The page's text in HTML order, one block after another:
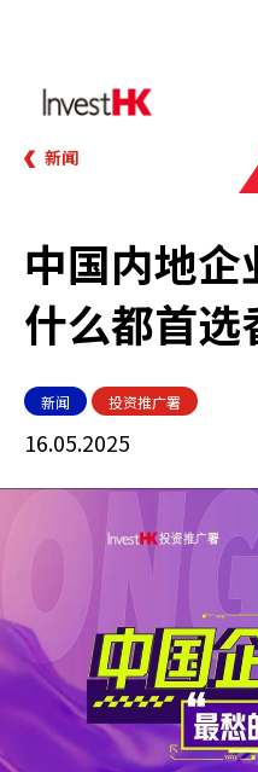
新闻
中国内地企
什么都首选
新闻 投资推广署
16.05.2025